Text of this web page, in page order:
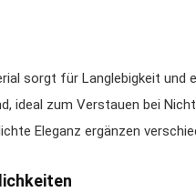
sorgt für Langlebigkeit und
ideal zum Verstauen bei
Eleganz ergänzen